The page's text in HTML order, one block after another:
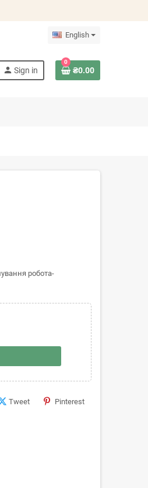
English
person Sign in
0
₴0.00
робота-
Tweet Pinterest